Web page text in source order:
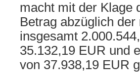
macht mit der Klage
Betrag abzüglich
insgesamt
35.132,19 EUR und
von 37.938,19 EUR